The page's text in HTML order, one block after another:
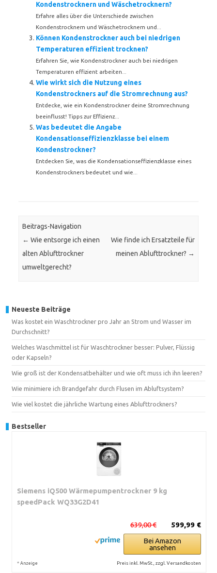
Kondenstrocknern und Wäschetrocknern?
Erfahre alles über die Unterschiede zwischen
Kondenstrocknern und Wäschetrocknern und...
Können Kondenstrockner auch bei niedrigen
Temperaturen effizient trocknen?
Erfahren Sie, wie Kondenstrockner auch bei niedrigen
Temperaturen effizient arbeiten...
Wie wirkt sich die Nutzung eines
Kondenstrockners auf die Stromrechnung aus?
Entdecke, wie ein Kondenstrockner deine Stromrechnung
beeinflusst! Tipps zur Effizienz...
Was bedeutet die Angabe
Kondensationseffizienzklasse bei einem
Kondenstrockner?
Entdecken Sie, was die Kondensationseffizienzklasse eines
Kondenstrockners bedeutet und wie...
Beitrags-Navigation
← Wie entsorge ich einen
alten Ablufttrockner
umweltgerecht?
Wie finde ich Ersatzteile für
meinen Ablufttrockner? →
Neueste Beiträge
Was kostet ein Waschtrockner pro Jahr an Strom und Wasser im
Durchschnitt?
Welches Waschmittel ist für Waschtrockner besser: Pulver, Flüssig
oder Kapseln?
Wie groß ist der Kondensatbehälter und wie oft muss ich ihn leeren?
Wie minimiere ich Brandgefahr durch Flusen im Abluftsystem?
Wie viel kostet die jährliche Wartung eines Ablufttrockners?
Bestseller
Siemens iQ500 Wärmepumpentrockner 9 kg
speedPack WQ33G2D41
599,99 €
639,00 €
Bei Amazon
ansehen
* Anzeige Preis inkl. MwSt., zzgl. Versandkosten